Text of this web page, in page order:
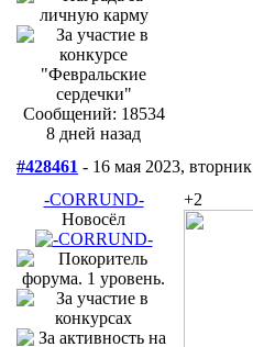
Сообщений: 18534
8 дней назад
#428461 - 16 мая 2023, вторник
-CORRUND-
Новосёл
+2